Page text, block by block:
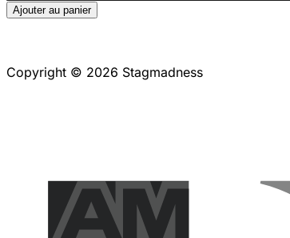
Ajouter au panier
Copyright © 2026 Stagmadness